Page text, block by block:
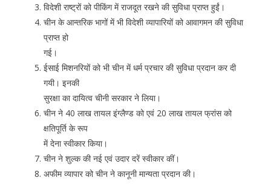
विदेशी राष्ट्रों को पीकिंग में राजदूत रखने की सुविधा प्राप्त हुईं।
चीन के आन्तरिक भागों में भी विदेशी व्यापारियों को आवागमन की सुविधा
प्राप्त हो
गई।
ईसाई मिशनरियों को भी चीन में धर्म प्रचार की सुविधा प्रदान कर दी
गयी। इनकी
सुरक्षा का दायित्व चीनी सरकार ने लिया।
चीन ने 40 लाख तायल इंग्लैण्ड को एवं 20 लाख तायल फ्रांस को
क्षतिपूर्ति के रूप
में देना स्वीकार किया।
चीन ने शुल्क की नई एवं उदार दरें स्वीकार कीं।
अफीम व्यापार को चीन ने कानूनी मान्यता प्रदान की।